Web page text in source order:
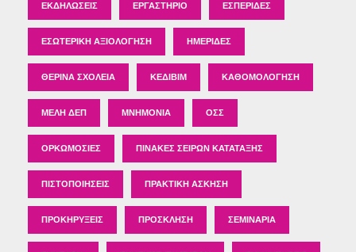
ΕΚΔΗΛΏΣΕΙΣ ΕΡΓΑΣΤΉΡΙΟ ΕΣΠΕΡΊΔΕΣ
ΕΣΩΤΕΡΙΚΉ ΑΞΙΟΛΌΓΗΣΗ ΗΜΕΡΊΔΕΣ
ΘΕΡΙΝΆ ΣΧΟΛΕΊΑ ΚΕΔΙΒΙΜ ΚΑΘΟΜΟΛΌΓΗΣΗ
ΜΈΛΗ ΔΕΠ ΜΝΗΜΌΝΙΑ ΟΣΣ
ΟΡΚΩΜΟΣΊΕΣ ΠΊΝΑΚΕΣ ΣΕΙΡΏΝ ΚΑΤΆΤΑΞΗΣ
ΠΙΣΤΟΠΟΙΉΣΕΙΣ ΠΡΑΚΤΙΚΉ ΆΣΚΗΣΗ
ΠΡΟΚΗΡΎΞΕΙΣ ΠΡΌΣΚΛΗΣΗ ΣΕΜΙΝΆΡΙΑ